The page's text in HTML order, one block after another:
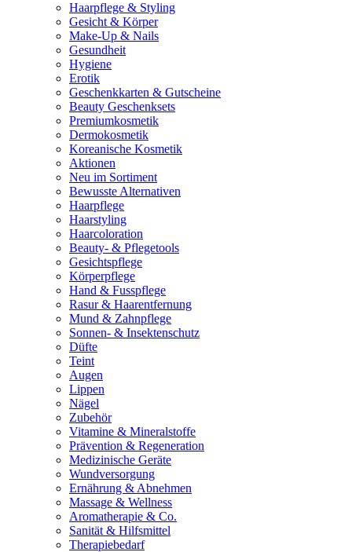
Haarpflege & Styling
Gesicht & Körper
Make-Up & Nails
Gesundheit
Hygiene
Erotik
Geschenkkarten & Gutscheine
Beauty Geschenksets
Premiumkosmetik
Dermokosmetik
Koreanische Kosmetik
Aktionen
Neu im Sortiment
Bewusste Alternativen
Haarpflege
Haarstyling
Haarcoloration
Beauty- & Pflegetools
Gesichtspflege
Körperpflege
Hand & Fusspflege
Rasur & Haarentfernung
Mund & Zahnpflege
Sonnen- & Insektenschutz
Düfte
Teint
Augen
Lippen
Nägel
Zubehör
Vitamine & Mineralstoffe
Prävention & Regeneration
Medizinische Geräte
Wundversorgung
Ernährung & Abnehmen
Massage & Wellness
Aromatherapie & Co.
Sanität & Hilfsmittel
Therapiebedarf